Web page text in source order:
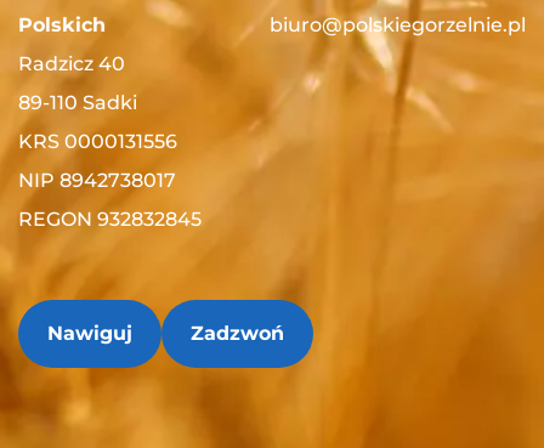
Polskich
Radzicz 40
89-110 Sadki
biuro@polskiegorzelnie.pl
KRS 0000131556
NIP 8942738017
REGON 932832845
Nawiguj Zadzwoń